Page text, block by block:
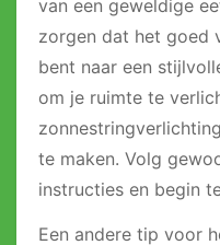
van een geweldige
zorgen dat het goed
bent naar een
om je ruimte te
te maken. Volg
instructies en begin
Een andere tip voor